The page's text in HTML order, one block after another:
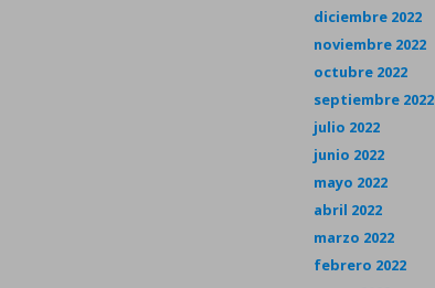
diciembre 2022
noviembre 2022
octubre 2022
septiembre 2022
julio 2022
junio 2022
mayo 2022
abril 2022
marzo 2022
febrero 2022